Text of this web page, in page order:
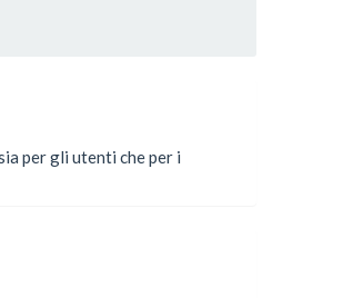
per gli utenti che per i